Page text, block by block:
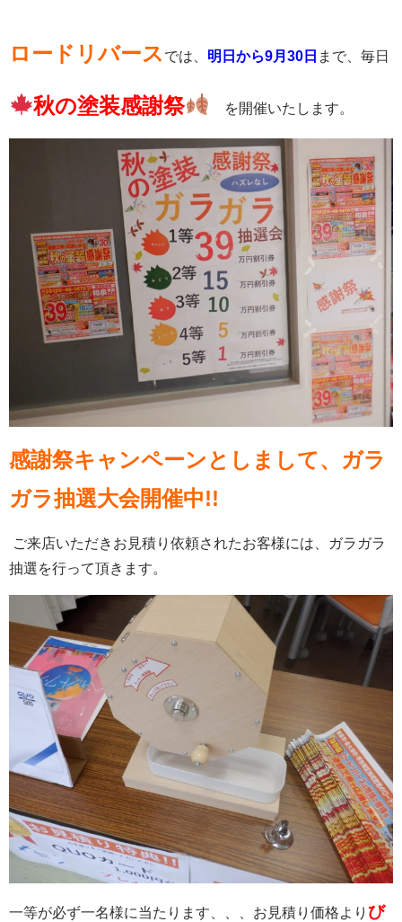
ロードリバース では、 明日から9月30日 まで、毎日
秋の塗装感謝祭 を開催いたします。
感謝祭キャンペーンとしまして、ガラ
ガラ抽選大会開催中!!
ご来店いただきお見積り依頼されたお客様には、ガラガラ
抽選を行って頂きます。
一等が必ず一名様に当たります、、、お見積り価格より び